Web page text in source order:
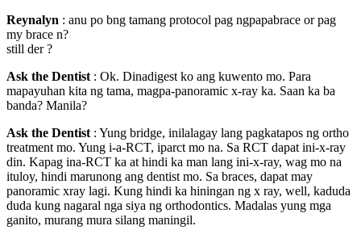
Reynalyn : anu po bng tamang protocol pag ngpapabrace or pag
my brace n?
still der ?
Ask the Dentist : Ok. Dinadigest ko ang kuwento mo. Para
mapayuhan kita ng tama, magpa-panoramic x-ray ka. Saan ka ba
banda? Manila?
Ask the Dentist : Yung bridge, inilalagay lang pagkatapos ng ortho
treatment mo. Yung i-a-RCT, iparct mo na. Sa RCT dapat ini-x-ray
din. Kapag ina-RCT ka at hindi ka man lang ini-x-ray, wag mo na
ituloy, hindi marunong ang dentist mo. Sa braces, dapat may
panoramic xray lagi. Kung hindi ka hiningan ng x ray, well, kaduda
duda kung nagaral nga siya ng orthodontics. Madalas yung mga
ganito, murang mura silang maningil.